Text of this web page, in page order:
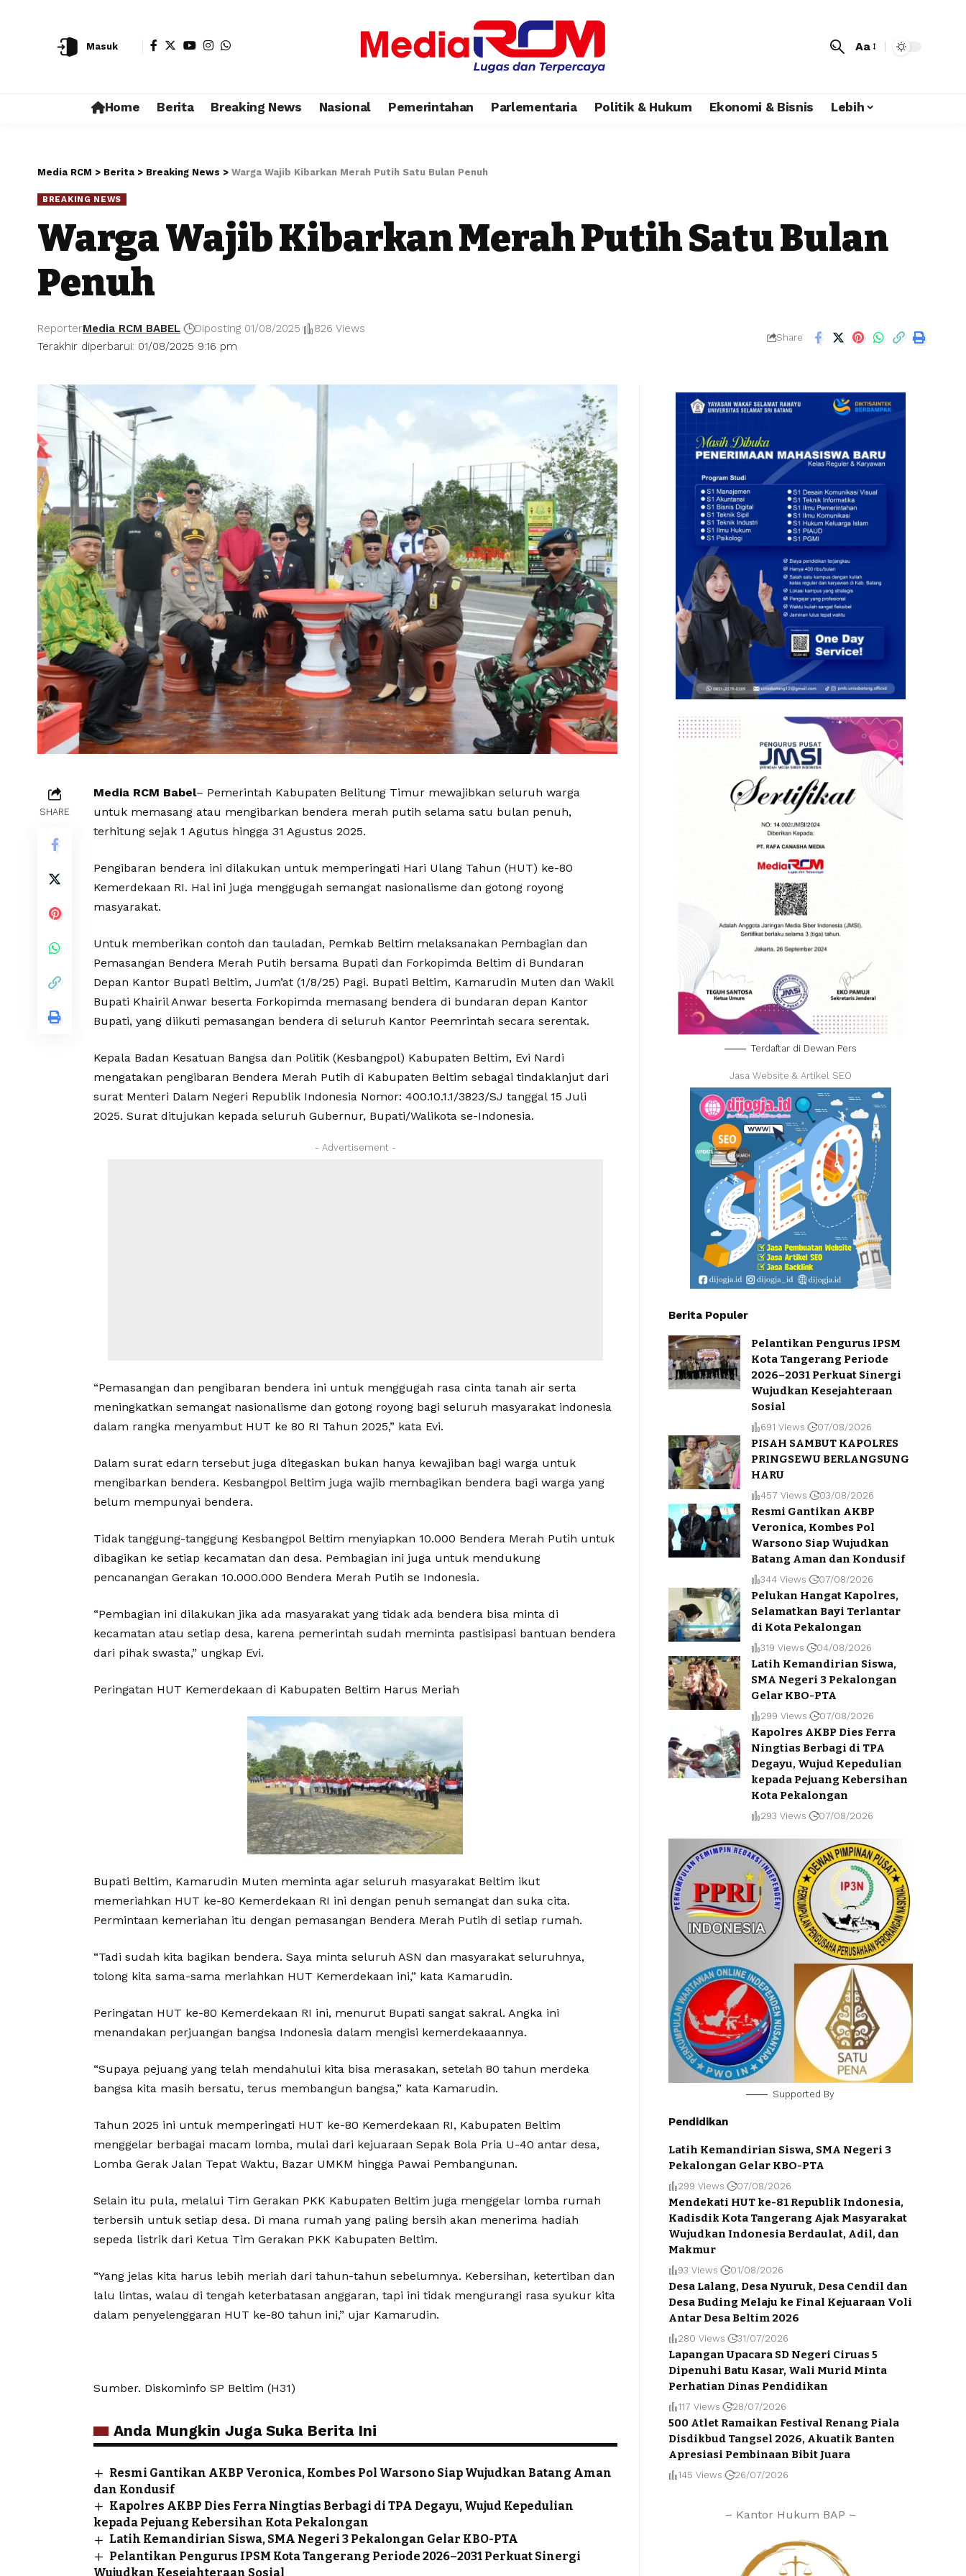
Masuk Aa
Home Berita Breaking News Nasional Pemerintahan Parlementaria Politik & Hukum Ekonomi & Bisnis Lebih
Media RCM > Berita > Breaking News > Warga Wajib Kibarkan Merah Putih Satu Bulan Penuh
BREAKING NEWS
Warga Wajib Kibarkan Merah Putih Satu Bulan
Penuh
Terakhir diperbarui: 01/08/2025 9:16 pm
ReporterMedia RCM BABEL Diposting 01/08/2025 826 Views
Share
SHARE
Media RCM Babel– Pemerintah Kabupaten Belitung Timur mewajibkan seluruh warga
untuk memasang atau mengibarkan bendera merah putih selama satu bulan penuh,
terhitung sejak 1 Agutus hingga 31 Agustus 2025.
Pengibaran bendera ini dilakukan untuk memperingati Hari Ulang Tahun (HUT) ke-80
Kemerdekaan RI. Hal ini juga menggugah semangat nasionalisme dan gotong royong
masyarakat.
Untuk memberikan contoh dan tauladan, Pemkab Beltim melaksanakan Pembagian dan
Pemasangan Bendera Merah Putih bersama Bupati dan Forkopimda Beltim di Bundaran
Depan Kantor Bupati Beltim, Jum’at (1/8/25) Pagi. Bupati Beltim, Kamarudin Muten dan Wakil
Bupati Khairil Anwar beserta Forkopimda memasang bendera di bundaran depan Kantor
Bupati, yang diikuti pemasangan bendera di seluruh Kantor Peemrintah secara serentak.
Kepala Badan Kesatuan Bangsa dan Politik (Kesbangpol) Kabupaten Beltim, Evi Nardi
mengatakan pengibaran Bendera Merah Putih di Kabupaten Beltim sebagai tindaklanjut dari
surat Menteri Dalam Negeri Republik Indonesia Nomor: 400.10.1.1/3823/SJ tanggal 15 Juli
2025. Surat ditujukan kepada seluruh Gubernur, Bupati/Walikota se-Indonesia.
- Advertisement -
“Pemasangan dan pengibaran bendera ini untuk menggugah rasa cinta tanah air serta
meningkatkan semangat nasionalisme dan gotong royong bagi seluruh masyarakat indonesia
dalam rangka menyambut HUT ke 80 RI Tahun 2025,” kata Evi.
Dalam surat edarn tersebut juga ditegaskan bukan hanya kewajiban bagi warga untuk
mengibarkan bendera. Kesbangpol Beltim juga wajib membagikan bendera bagi warga yang
belum mempunyai bendera.
Tidak tanggung-tanggung Kesbangpol Beltim menyiapkan 10.000 Bendera Merah Putih untuk
dibagikan ke setiap kecamatan dan desa. Pembagian ini juga untuk mendukung
pencanangan Gerakan 10.000.000 Bendera Merah Putih se Indonesia.
“Pembagian ini dilakukan jika ada masyarakat yang tidak ada bendera bisa minta di
kecamatan atau setiap desa, karena pemerintah sudah meminta pastisipasi bantuan bendera
dari pihak swasta,” ungkap Evi.
Peringatan HUT Kemerdekaan di Kabupaten Beltim Harus Meriah
Bupati Beltim, Kamarudin Muten meminta agar seluruh masyarakat Beltim ikut
memeriahkan HUT ke-80 Kemerdekaan RI ini dengan penuh semangat dan suka cita.
Permintaan kemeriahan itu dengan pemasangan Bendera Merah Putih di setiap rumah.
“Tadi sudah kita bagikan bendera. Saya minta seluruh ASN dan masyarakat seluruhnya,
tolong kita sama-sama meriahkan HUT Kemerdekaan ini,” kata Kamarudin.
Peringatan HUT ke-80 Kemerdekaan RI ini, menurut Bupati sangat sakral. Angka ini
menandakan perjuangan bangsa Indonesia dalam mengisi kemerdekaaannya.
“Supaya pejuang yang telah mendahului kita bisa merasakan, setelah 80 tahun merdeka
bangsa kita masih bersatu, terus membangun bangsa,” kata Kamarudin.
Tahun 2025 ini untuk memperingati HUT ke-80 Kemerdekaan RI, Kabupaten Beltim
menggelar berbagai macam lomba, mulai dari kejuaraan Sepak Bola Pria U-40 antar desa,
Lomba Gerak Jalan Tepat Waktu, Bazar UMKM hingga Pawai Pembangunan.
Selain itu pula, melalui Tim Gerakan PKK Kabupaten Beltim juga menggelar lomba rumah
terbersih untuk setiap desa. Di mana rumah yang paling bersih akan menerima hadiah
sepeda listrik dari Ketua Tim Gerakan PKK Kabupaten Beltim.
“Yang jelas kita harus lebih meriah dari tahun-tahun sebelumnya. Kebersihan, ketertiban dan
lalu lintas, walau di tengah keterbatasan anggaran, tapi ini tidak mengurangi rasa syukur kita
dalam penyelenggaran HUT ke-80 tahun ini,” ujar Kamarudin.
Sumber. Diskominfo SP Beltim (H31)
Anda Mungkin Juga Suka Berita Ini
Resmi Gantikan AKBP Veronica, Kombes Pol Warsono Siap Wujudkan Batang Aman
dan Kondusif
Kapolres AKBP Dies Ferra Ningtias Berbagi di TPA Degayu, Wujud Kepedulian
kepada Pejuang Kebersihan Kota Pekalongan
Latih Kemandirian Siswa, SMA Negeri 3 Pekalongan Gelar KBO-PTA
Pelantikan Pengurus IPSM Kota Tangerang Periode 2026–2031 Perkuat Sinergi
Wujudkan Kesejahteraan Sosial
Terdaftar di Dewan Pers
Jasa Website & Artikel SEO
Berita Populer
Pelantikan Pengurus IPSM
Kota Tangerang Periode
2026–2031 Perkuat Sinergi
Wujudkan Kesejahteraan
Sosial
691 Views 07/08/2026
PISAH SAMBUT KAPOLRES
PRINGSEWU BERLANGSUNG
HARU
457 Views 03/08/2026
Resmi Gantikan AKBP
Veronica, Kombes Pol
Warsono Siap Wujudkan
Batang Aman dan Kondusif
344 Views 07/08/2026
Pelukan Hangat Kapolres,
Selamatkan Bayi Terlantar
di Kota Pekalongan
319 Views 04/08/2026
Latih Kemandirian Siswa,
SMA Negeri 3 Pekalongan
Gelar KBO-PTA
299 Views 07/08/2026
Kapolres AKBP Dies Ferra
Ningtias Berbagi di TPA
Degayu, Wujud Kepedulian
kepada Pejuang Kebersihan
Kota Pekalongan
293 Views 07/08/2026
Supported By
Pendidikan
Latih Kemandirian Siswa, SMA Negeri 3
Pekalongan Gelar KBO-PTA
299 Views 07/08/2026
Mendekati HUT ke-81 Republik Indonesia,
Kadisdik Kota Tangerang Ajak Masyarakat
Wujudkan Indonesia Berdaulat, Adil, dan
Makmur
93 Views 01/08/2026
Desa Lalang, Desa Nyuruk, Desa Cendil dan
Desa Buding Melaju ke Final Kejuaraan Voli
Antar Desa Beltim 2026
280 Views 31/07/2026
Lapangan Upacara SD Negeri Ciruas 5
Dipenuhi Batu Kasar, Wali Murid Minta
Perhatian Dinas Pendidikan
117 Views 28/07/2026
500 Atlet Ramaikan Festival Renang Piala
Disdikbud Tangsel 2026, Akuatik Banten
Apresiasi Pembinaan Bibit Juara
145 Views 26/07/2026
– Kantor Hukum BAP –